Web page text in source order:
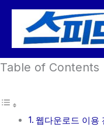
건
뛰
Table of Contents
웹다운로드 이용